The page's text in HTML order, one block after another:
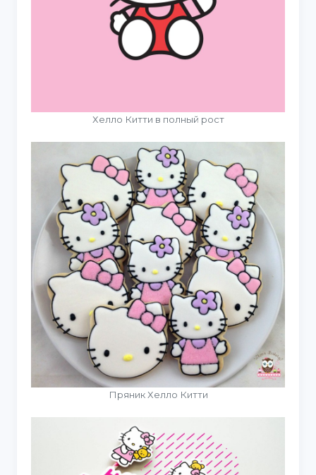
Хелло Китти в полный рост
Пряник Хелло Китти